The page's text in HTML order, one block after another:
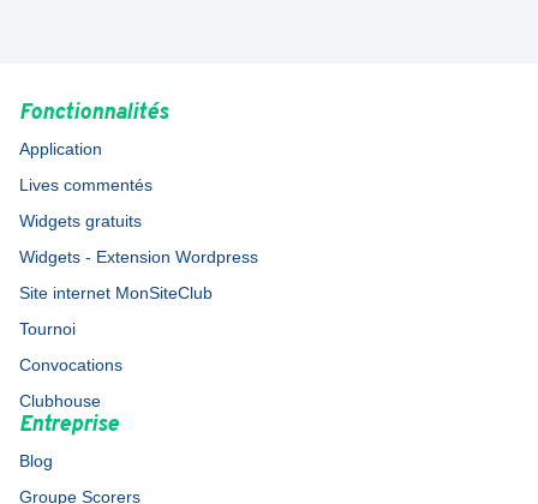
Fonctionnalités
Application
Lives commentés
Widgets gratuits
Widgets - Extension Wordpress
Site internet MonSiteClub
Tournoi
Convocations
Clubhouse
Entreprise
Blog
Groupe Scorers